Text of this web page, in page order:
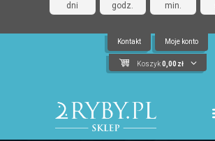
dni godz. min.
Kontakt Moje konto
Koszyk 0,00 zł